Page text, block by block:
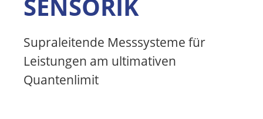
KATION
Dienstleistungen im modernen
Reinraum auf Basis von über 20
Jahren Erfahrung